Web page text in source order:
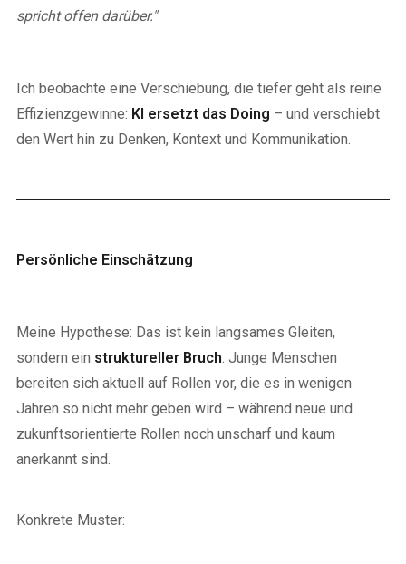
spricht offen darüber."
Ich beobachte eine Verschiebung, die tiefer geht als reine
Effizienzgewinne: KI ersetzt das Doing – und verschiebt
den Wert hin zu Denken, Kontext und Kommunikation.
Persönliche Einschätzung
Meine Hypothese: Das ist kein langsames Gleiten,
sondern ein struktureller Bruch. Junge Menschen
bereiten sich aktuell auf Rollen vor, die es in wenigen
Jahren so nicht mehr geben wird – während neue und
zukunftsorientierte Rollen noch unscharf und kaum
anerkannt sind.
Konkrete Muster: